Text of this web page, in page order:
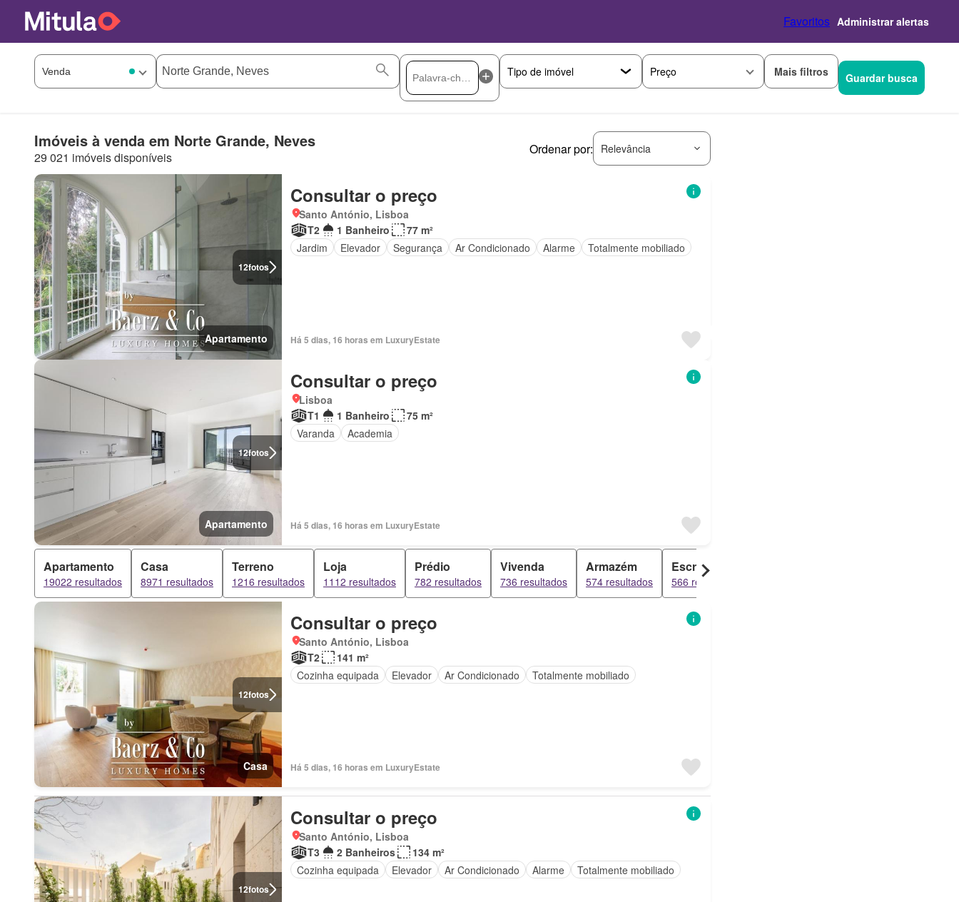
Favoritos Administrar alertas
Preço Mais filtros Guardar busca
Imóveis à venda em Norte Grande, Neves
29 021 imóveis disponíveis
Ordenar por: Relevância
12fotos
Apartamento
Consultar o preço
Santo António, Lisboa
T2
1 Banheiro
77 m²
Jardim
Elevador Segurança Ar Condicionado Alarme Totalmente mobiliado
Há 5 dias, 16 horas em LuxuryEstate
12fotos
Apartamento
Consultar o preço
Lisboa
T1
1 Banheiro
75 m²
Varanda
Academia
Há 5 dias, 16 horas em LuxuryEstate
Apartamento
19022 resultados
Casa
8971 resultados
Terreno
1216 resultados
Loja
1112 resultados
Prédio
782 resultados
Vivenda
736 resultados
Armazém
574 resultados
Escritório
566 resultados
12fotos
Casa
Consultar o preço
Santo António, Lisboa
T2
141 m²
Cozinha equipada
Elevador Ar Condicionado Totalmente mobiliado
Há 5 dias, 16 horas em LuxuryEstate
12fotos
Consultar o preço
Santo António, Lisboa
T3
2 Banheiros
134 m²
Cozinha equipada
Elevador Ar Condicionado Alarme Totalmente mobiliado